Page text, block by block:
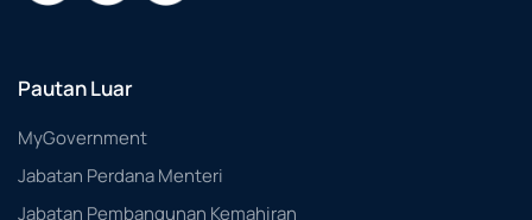
Pautan Luar
MyGovernment
Jabatan Perdana Menteri
Jabatan Pembangunan Kemahiran